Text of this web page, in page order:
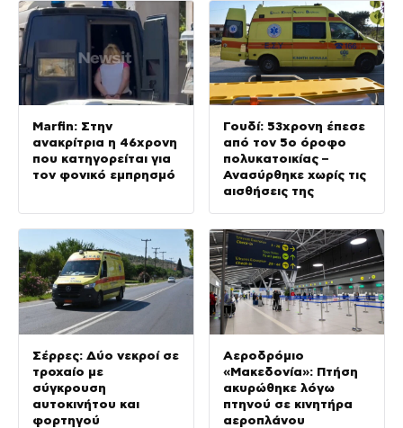
Marfin: Στην
ανακρίτρια η 46χρονη
που κατηγορείται για
τον φονικό εμπρησμό
Γουδί: 53χρονη έπεσε
από τον 5ο όροφο
πολυκατοικίας –
Ανασύρθηκε χωρίς τις
αισθήσεις της
Σέρρες: Δύο νεκροί σε
τροχαίο με
σύγκρουση
αυτοκινήτου και
φορτηγού
Αεροδρόμιο
«Μακεδονία»: Πτήση
ακυρώθηκε λόγω
πτηνού σε κινητήρα
αεροπλάνου